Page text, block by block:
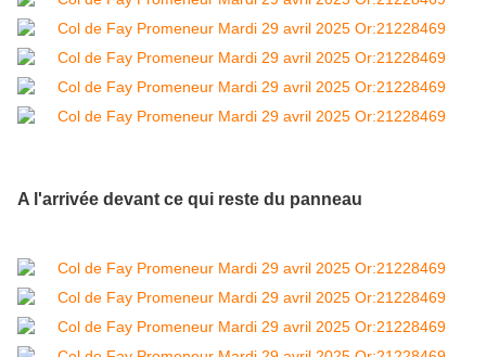
A l'arrivée devant ce qui reste du panneau